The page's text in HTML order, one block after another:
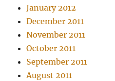
January 2012
December 2011
November 2011
October 2011
September 2011
August 2011